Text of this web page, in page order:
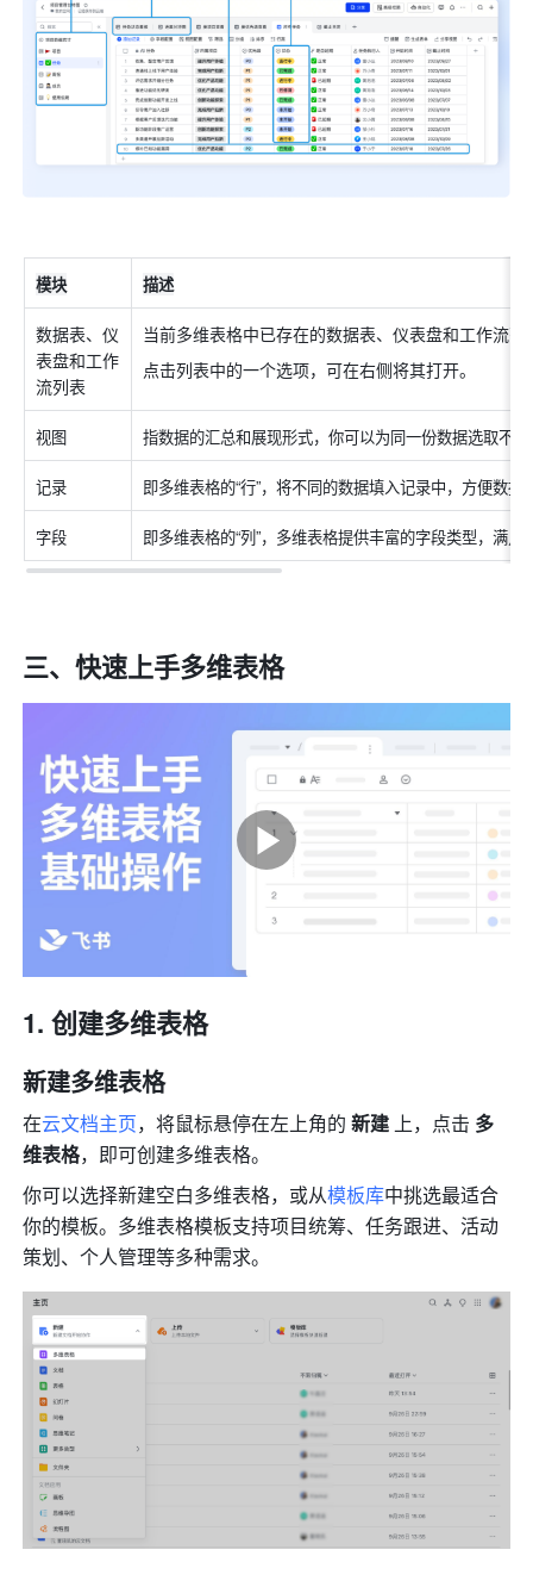
模块 描述
数据表、仪
表盘和工作
流列表
当前多维表格中已存在的数据表、仪表盘和工作流列
点击列表中的一个选项，可在右侧将其打开。
视图 指数据的汇总和展现形式，你可以为同一份数据选取不
记录 即多维表格的“行”，将不同的数据填入记录中，方便数据
字段 即多维表格的“列”，多维表格提供丰富的字段类型，满
三、快速上手多维表格
创建多维表格
新建多维表格
在云文档主页，将鼠标悬停在左上角的 新建 上，点击 多
维表格， 即可创建多维表格。
你可以选择新建空白多维表格，或从模板库中挑选最适合
你的模板。多维表格模板支持项目统筹、任务跟进、活动
策划、个人管理等多种需求。